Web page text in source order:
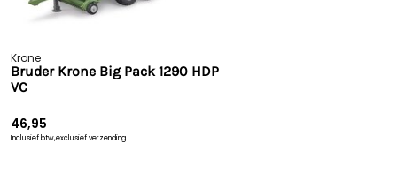
Krone
Bruder Krone Big Pack 1290 HDP
VC
46,95
Inclusief btw,exclusief verzending